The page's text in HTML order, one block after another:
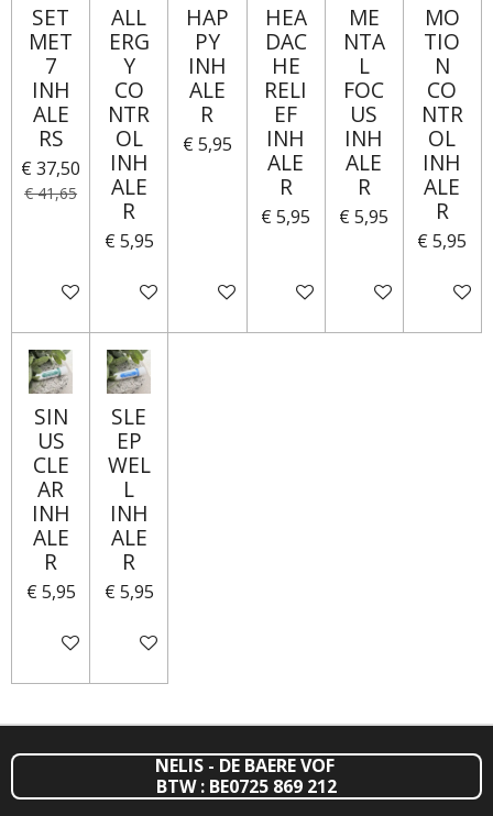
SET
MET
7
INH
ALE
RS
€ 37,50
€ 41,65
IN WINKELWAGEN
ALL
ERG
Y
CO
NTR
OL
INH
ALE
R
€ 5,95
IN WINKELWAGEN
HAP
PY
INH
ALE
R
€ 5,95
IN WINKELWAGEN
HEA
DAC
HE
RELI
EF
INH
ALE
R
€ 5,95
IN WINKELWAGEN
ME
NTA
L
FOC
US
INH
ALE
R
€ 5,95
IN
MO
TIO
N
CO
NTR
OL
INH
ALE
R
€ 5,95
IN
SIN
US
CLE
AR
INH
ALE
R
€ 5,95
IN WINKELWAGEN
SLE
EP
WEL
L
INH
ALE
R
€ 5,95
IN WINKELWAGEN
NELIS - DE BAERE VOF
BTW : BE0725 869 212